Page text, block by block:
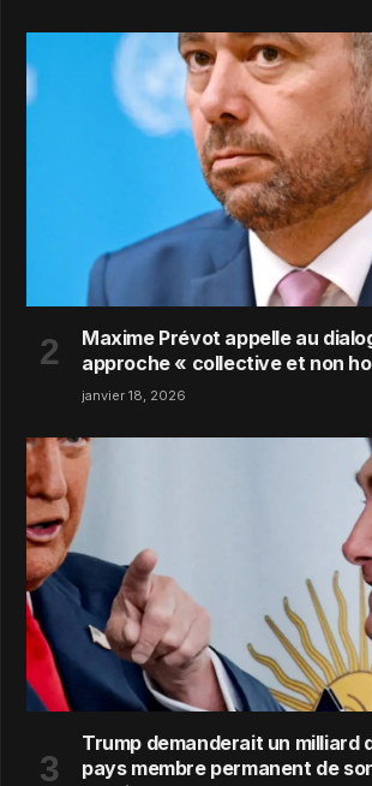
Maxime Prévot appelle au
approche « collective et non
janvier 18, 2026
Trump demanderait un milliard
pays membre permanent de